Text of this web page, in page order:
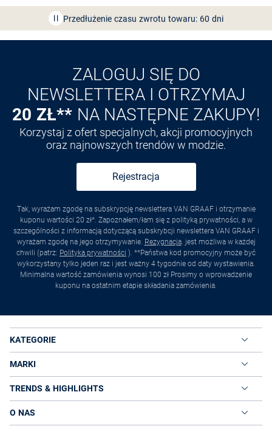
Przedłużenie czasu zwrotu towaru: 60 dni
Odkryj aplikację VANGRAAF
ZALOGUJ SIĘ DO
NEWSLETTERA I OTRZYMAJ
20 ZŁ** NA NASTĘPNE ZAKUPY!
Korzystaj z ofert specjalnych, akcji promocyjnych
oraz najnowszych trendów w modzie.
Rejestracja
Tak, wyrażam zgodę na subskrypcję newslettera VAN GRAAF i otrzymanie
kuponu wartości 20 zł*. Zapoznałem/łam się z polityką prywatności, a w
szczególności z informacją dotyczącą subskrybcji newslettera VAN GRAAF i
wyrażam zgodę na jego otrzymywanie. Rezygnacja. jest możliwa w każdej
chwili (patrz: Polityka prywatności ). **Państwa kod promocyjny może być
wykorzystany tylko jeden raz i jest ważny 4 tygodnie od daty wystawienia.
Minimalna wartość zamówienia wynosi 100 zł Prosimy o wprowadzenie
kuponu na ostatnim etapie składania zamówienia.
KATEGORIE
MARKI
TRENDS & HIGHLIGHTS
O NAS